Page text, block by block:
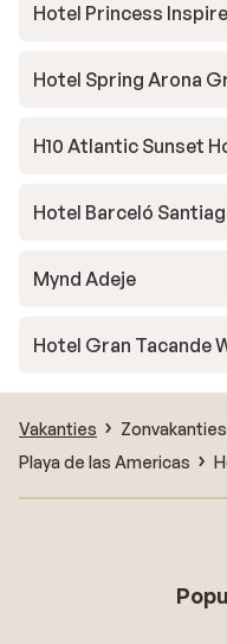
Hotel Princess
Hotel Spring Arona
H10 Atlantic Sunset
Hotel Barceló
Mynd Adeje
Hotel Gran Tacande
Vakanties Zonvakanties
Playa de las Americas